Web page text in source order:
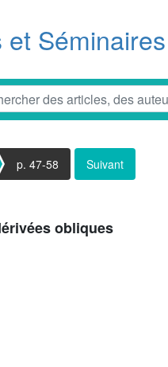
et
p. 47-58 Suivant
obliques